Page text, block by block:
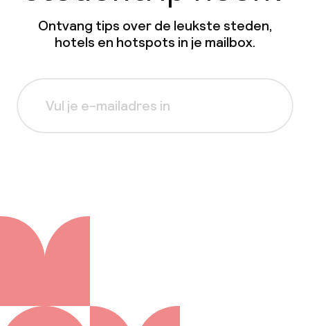
Ontvang tips over de leukste steden,
hotels en hotspots in je mailbox.